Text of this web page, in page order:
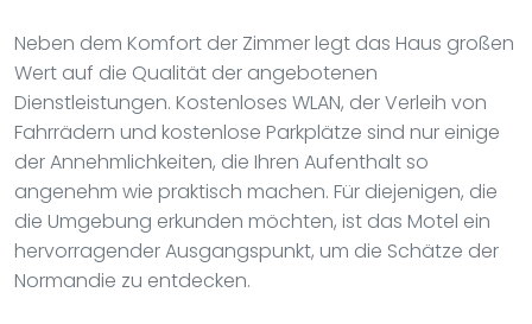
Neben dem Komfort der Zimmer legt das Haus großen
Wert auf die Qualität der angebotenen
Dienstleistungen. Kostenloses WLAN, der Verleih von
Fahrrädern und kostenlose Parkplätze sind nur einige
der Annehmlichkeiten, die Ihren Aufenthalt so
angenehm wie praktisch machen. Für diejenigen, die
die Umgebung erkunden möchten, ist das Motel ein
hervorragender Ausgangspunkt, um die Schätze der
Normandie zu entdecken.